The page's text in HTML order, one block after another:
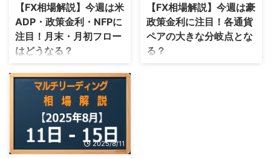
場の動きを振り返りながら、年末
年始の注目ポイントについて詳し
い情報を解説していきましょう。
先週の経済の振り返り 先週の経
済を振り返ってみましょう。 先
週はAUD買いの動きに注目が集
まっていました。 詳しい内容を
解説していきます。 先週の通貨
強弱チャート 画像引用元： ...
振り返り 先週の経済を振り返っ
てみましょう。 先週はUSDと
EUR買いが目立った1週間でし
た。 今後どのような取引が行わ
れる可能性があるか、詳しい内容
を解説していきます。 先週の通
【FX相場解説】今週は米
ADP・政策金利・NFPに
注目！月末・月初フロー
はどうなる？
どうもロボラボ石川です。 先週
は日銀会見の後に、大きな円売り
が生まれた1週間でした。 ドル円
も上昇の動きが止まらず、いつま
で上がり続けるのか注目されてい
ます。 今週の米政策金利発表
で、ドル円がどのような動きをす
るのか注視していきましょう。
【FX相場解説】今週は豪
政策金利に注目！各通貨
ペアの大きな分岐点とな
る？
どうもロボラボ石川です。 先週
2025/8/11